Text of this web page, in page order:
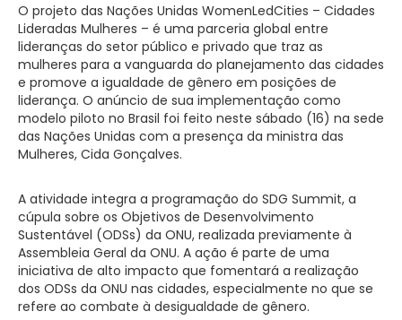
O projeto das Nações Unidas WomenLedCities – Cidades
Lideradas Mulheres – é uma parceria global entre
lideranças do setor público e privado que traz as
mulheres para a vanguarda do planejamento das cidades
e promove a igualdade de gênero em posições de
liderança. O anúncio de sua implementação como
modelo piloto no Brasil foi feito neste sábado (16) na sede
das Nações Unidas com a presença da ministra das
Mulheres, Cida Gonçalves.
A atividade integra a programação do SDG Summit, a
cúpula sobre os Objetivos de Desenvolvimento
Sustentável (ODSs) da ONU, realizada previamente à
Assembleia Geral da ONU. A ação é parte de uma
iniciativa de alto impacto que fomentará a realização
dos ODSs da ONU nas cidades, especialmente no que se
refere ao combate à desigualdade de gênero.